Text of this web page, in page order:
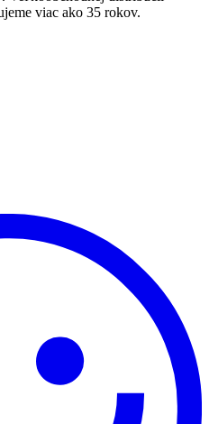
viac ako 35 rokov.